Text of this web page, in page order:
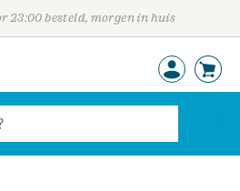
23:00 besteld, morgen in huis